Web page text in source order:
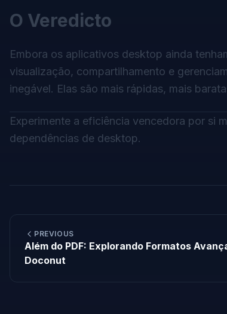
O Veredicto
Embora os aplicativos desktop ainda
visualização, compartilhamento e
inegável. Elas são mais rápidas, mais
Experimente a eficiência vencedora por si
dependências de desktop.
PREVIOUS
Além do PDF: Explorando Formatos
Doconut